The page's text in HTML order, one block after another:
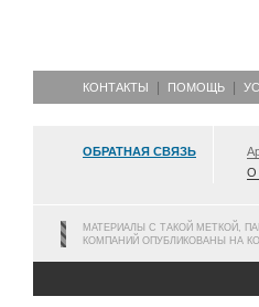
КОНТАКТЫ ПОМОЩЬ
ОБРАТНАЯ СВЯЗЬ
О
МАТЕРИАЛЫ С ТАКОЙ МЕТКОЙ,
КОМПАНИЙ ОПУБЛИКОВАНЫ НА